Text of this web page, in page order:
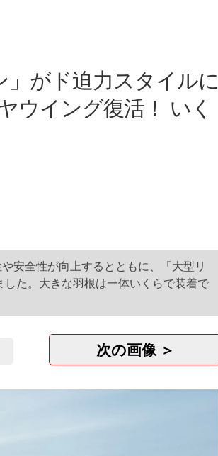
がド迫力スタイルに
ウイング復活！ いく
安全性が向上するとともに、「大型リ
た。大きな羽根は一体いくらで装着で
次の画像 ＞